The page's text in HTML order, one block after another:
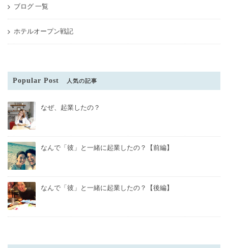
ブログ 一覧
ホテルオープン戦記
Popular Post 人気の記事
なぜ、起業したの？
なんで「彼」と一緒に起業したの？【前編】
なんで「彼」と一緒に起業したの？【後編】